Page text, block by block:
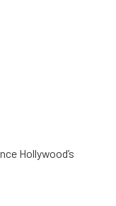
Hollywood’s